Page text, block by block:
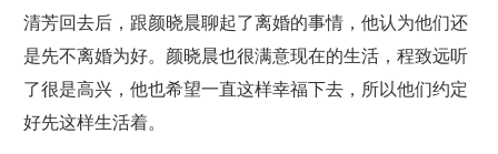
清芳回去后，跟颜晓晨聊起了离婚的事情，他认为他们还
是先不离婚为好。颜晓晨也很满意现在的生活，程致远听
了很是高兴，他也希望一直这样幸福下去，所以他们约定
好先这样生活着。